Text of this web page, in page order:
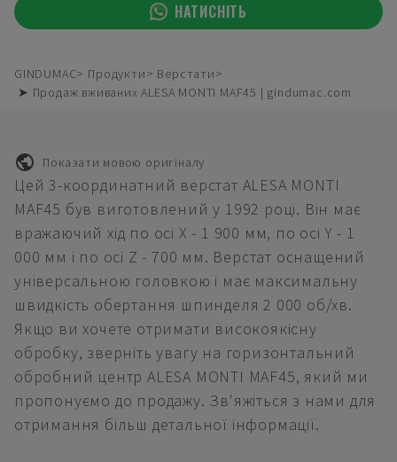
НАТИСНІТЬ
GINDUMAC Продукти
Верстати
➤ Продаж вживаних ALESA MONTI MAF45 | gindumac.com
Показати мовою оригіналу
Цей 3-координатний верстат ALESA MONTI
MAF45 був виготовлений у 1992 році. Він має
вражаючий хід по осі X - 1 900 мм, по осі Y - 1
000 мм і по осі Z - 700 мм. Верстат оснащений
універсальною головкою і має максимальну
швидкість обертання шпинделя 2 000 об/хв.
Якщо ви хочете отримати високоякісну
обробку, зверніть увагу на горизонтальний
обробний центр ALESA MONTI MAF45, який ми
пропонуємо до продажу. Зв'яжіться з нами для
отримання більш детальної інформації.